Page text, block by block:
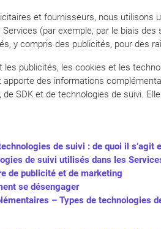
et fournisseurs, nous utilisons
(par exemple, par le biais
y compris des publicités, pour des
les publicités, les cookies et les
apporte des informations
de SDK et de technologies de suivi.
de suivi : de quoi il s’agit
de suivi utilisés dans les
de publicité et de marketing
se désengager
– Types de technologies